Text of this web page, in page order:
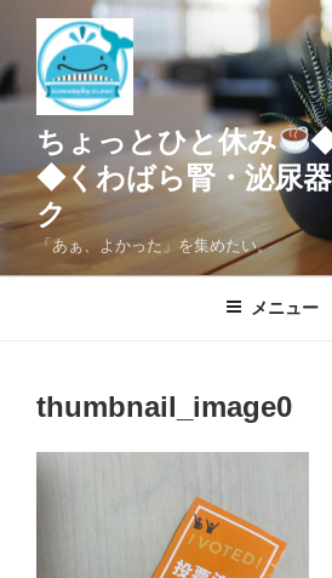
テ
ン
プ
ちょっとひと休み
◆くわばら腎・泌尿
ク
「あぁ、よかった」を集めたい。
メニュー
thumbnail_image0